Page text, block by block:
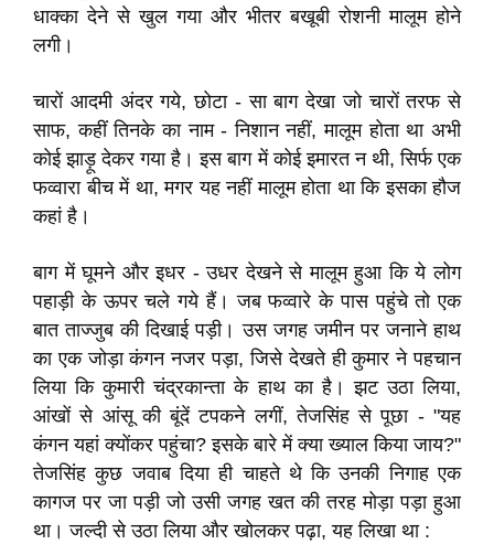
धाक्का देने से खुल गया और भीतर बखूबी रोशनी मालूम होने
लगी।
चारों आदमी अंदर गये, छोटा - सा बाग देखा जो चारों तरफ से
साफ, कहीं तिनके का नाम - निशान नहीं, मालूम होता था अभी
कोई झाड़ू देकर गया है। इस बाग में कोई इमारत न थी, सिर्फ एक
फव्वारा बीच में था, मगर यह नहीं मालूम होता था कि इसका हौज
कहां है।
बाग में घूमने और इधर - उधर देखने से मालूम हुआ कि ये लोग
पहाड़ी के ऊपर चले गये हैं। जब फव्वारे के पास पहुंचे तो एक
बात ताज्जुब की दिखाई पड़ी। उस जगह जमीन पर जनाने हाथ
का एक जोड़ा कंगन नजर पड़ा, जिसे देखते ही कुमार ने पहचान
लिया कि कुमारी चंद्रकान्ता के हाथ का है। झट उठा लिया,
आंखों से आंसू की बूंदें टपकने लगीं, तेजसिंह से पूछा - "यह
कंगन यहां क्योंकर पहुंचा? इसके बारे में क्या ख्याल किया जाय?"
तेजसिंह कुछ जवाब दिया ही चाहते थे कि उनकी निगाह एक
कागज पर जा पड़ी जो उसी जगह खत की तरह मोड़ा पड़ा हुआ
था। जल्दी से उठा लिया और खोलकर पढ़ा, यह लिखा था :